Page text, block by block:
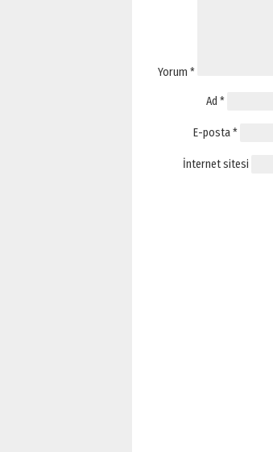
Yorum *
Ad *
E-posta*
İnternet sitesi